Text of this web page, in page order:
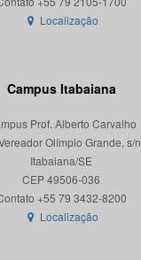
Localização
Campus Itabaiana
Prof. Alberto Carvalho
Olímpio Grande, s/n
Itabaiana/SE
CEP 49506-036
Localização